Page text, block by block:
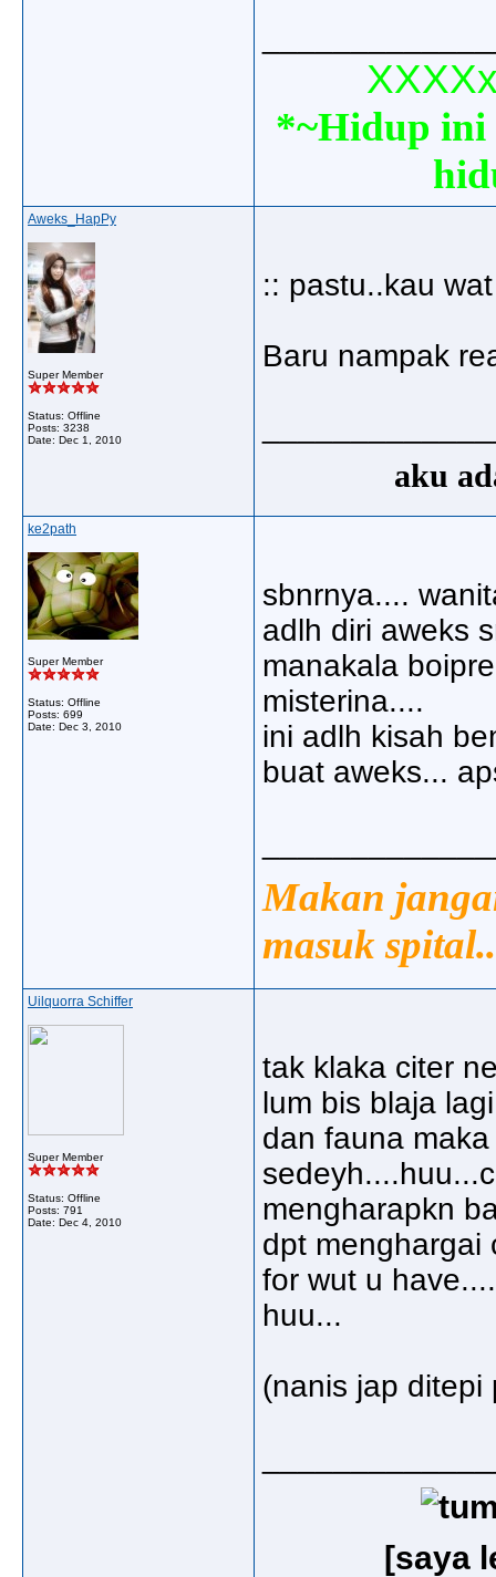
*~Hidup ini
Aweks_HapPy
Super Member
Status: Offline
Posts: 3238
Date: Dec 1, 2010
:: pastu..kau
Baru nampak
aku
ke2path
Super Member
Status: Offline
Posts: 699
Date: Dec 3, 2010
sbnrnya....
adlh diri aweks
manakala
misterina....
ini adlh kisah
buat aweks...
Makan
masuk
Uilquorra Schiffer
Super Member
Status: Offline
Posts: 791
Date: Dec 4, 2010
tak klaka citer
lum bis blaja
dan fauna
mengharapkn
dpt menghargai
for wut u
huu...
(nanis jap ditepi
[saya